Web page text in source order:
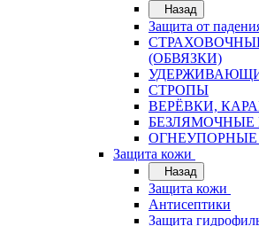
Назад
Защита от
(ОБВЯЗКИ)
СТРОПЫ
ВЕРЁВКИ,
БЕЗЛЯМОЧНЫЕ
ОГНЕУПОРНЫЕ
Защита кожи
Назад
Защита кожи
Антисептики
Защита